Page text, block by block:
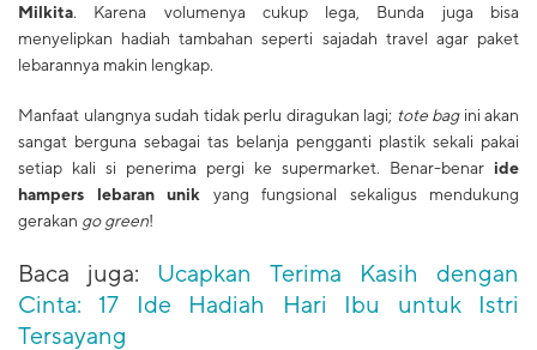
Milkita. Karena volumenya cukup lega, Bunda juga bisa
menyelipkan hadiah tambahan seperti sajadah travel agar paket
lebarannya makin lengkap.
Manfaat ulangnya sudah tidak perlu diragukan lagi; tote bagini akan
sangat berguna sebagai tas belanja pengganti plastik sekali pakai
setiap kali si penerima pergi ke supermarket. Benar-benar ide
hampers lebaran unik yang fungsional sekaligus mendukung
gerakan go green!
Baca juga: Ucapkan Terima Kasih dengan
Cinta: 17 Ide Hadiah Hari Ibu untuk Istri
Tersayang